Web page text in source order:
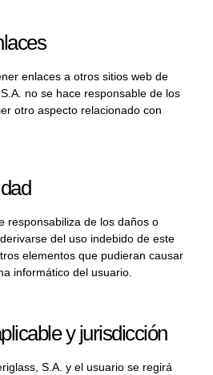
enlaces a otros sitios web de
no se hace responsable de los
otro aspecto relacionado con
responsabiliza de los daños o
del uso indebido de este
elementos que pudieran causar
informático del usuario.
y jurisdicción
S.A. y el usuario se regirá